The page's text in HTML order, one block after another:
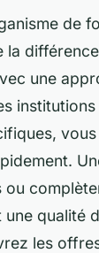
de
la
une
qualité
les